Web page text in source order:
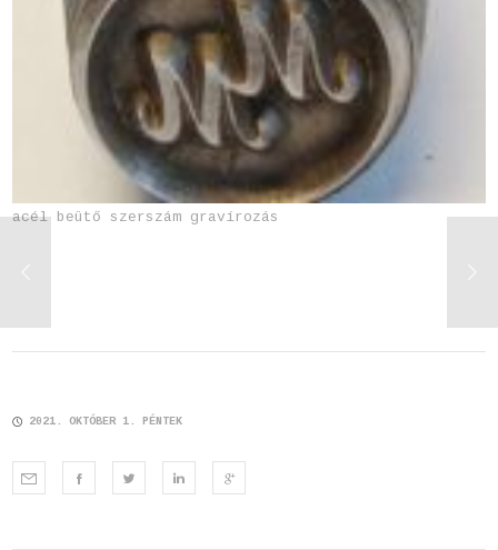
acél beütő szerszám gravírozás
2021. OKTÓBER 1. PÉNTEK